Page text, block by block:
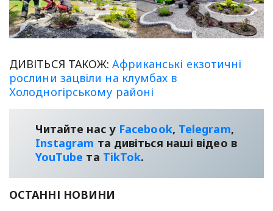
ДИВІТЬСЯ ТАКОЖ:Африканські екзотичні
рослини зацвіли на клумбах в
Холодногірському районі
Читайте нас у Facebook, Telegram,
Instagram та дивіться наші відео в
YouТube та TikTok.
ОСТАННІ НОВИНИ